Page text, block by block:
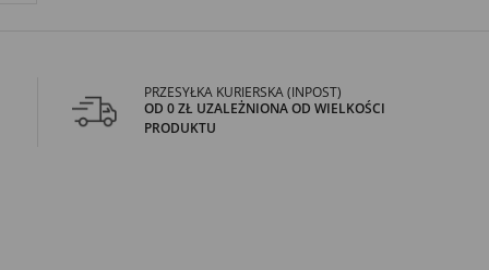
PRZESYŁKA KURIERSKA (INPOST)
OD 0 ZŁ UZALEŻNIONA OD WIELKOŚCI
PRODUKTU